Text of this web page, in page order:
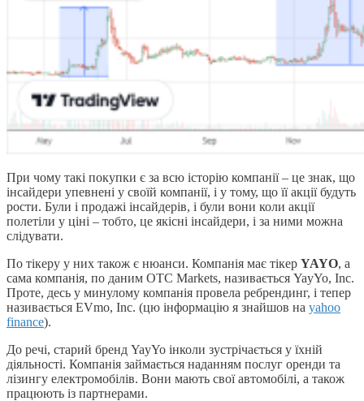
При чому такі покупки є за всю історію компанії – це знак, що
інсайдери упевнені у своїй компанії, і у тому, що її акції будуть
рости. Були і продажі інсайдерів, і були вони коли акції
полетіли у ціні – тобто, це якісні інсайдери, і за ними можна
слідувати.
По тікеру у них також є нюанси. Компанія має тікер YAYO, а
сама компанія, по даним OTC Markets, називається YayYo, Inc.
Проте, десь у минулому компанія провела ребрендинг, і тепер
називається EVmo, Inc. (цю інформацію я знайшов на yahoo
finance).
До речі, старий бренд YayYo інколи зустрічається у їхній
діяльності. Компанія займається наданням послуг оренди та
лізингу електромобілів. Вони мають свої автомобілі, а також
працюють із партнерами.